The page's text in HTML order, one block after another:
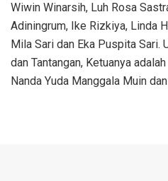
Wiwin Winarsih, Luh Rosa
Adiningrum, Ike Rizkiya, Linda
Mila Sari dan Eka Puspita Sari.
dan Tantangan, Ketuanya
Nanda Yuda Manggala Muin